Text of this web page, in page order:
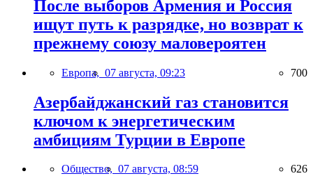
После выборов Армения и Россия
ищут путь к разрядке, но возврат к
прежнему союзу маловероятен
Европа, 07 августа, 09:23 700
Азербайджанский газ становится
ключом к энергетическим
амбициям Турции в Европе
Общество, 07 августа, 08:59 626